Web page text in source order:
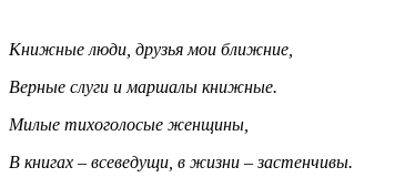
Книжные люди, друзья мои ближние,
Верные слуги и маршалы книжные.
Милые тихоголосые женщины,
В книгах – всеведущи, в жизни – застенчивы.